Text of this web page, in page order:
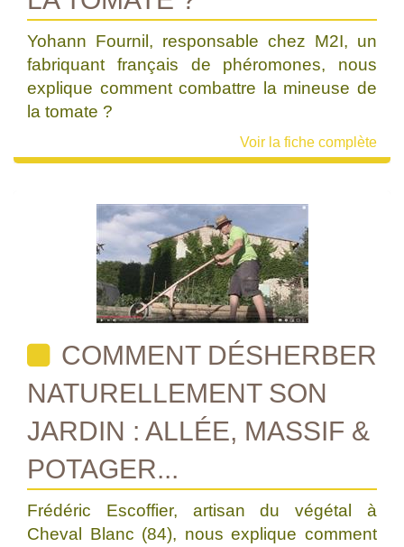
Yohann Fournil, responsable chez M2I, un
fabriquant français de phéromones, nous
explique comment combattre la mineuse de
la tomate ?
Voir la fiche complète
COMMENT DÉSHERBER
NATURELLEMENT SON
JARDIN : ALLÉE, MASSIF &
POTAGER...
Frédéric Escoffier, artisan du végétal à
Cheval Blanc (84), nous explique comment